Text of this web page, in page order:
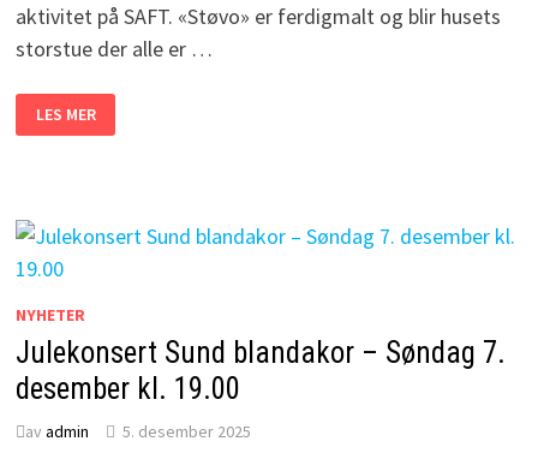
aktivitet på SAFT. «Støvo» er ferdigmalt og blir husets
storstue der alle er …
26
JAN-
LES MER
NYHETER
Julekonsert Sund blandakor – Søndag 7.
desember kl. 19.00
av admin 5. desember 2025